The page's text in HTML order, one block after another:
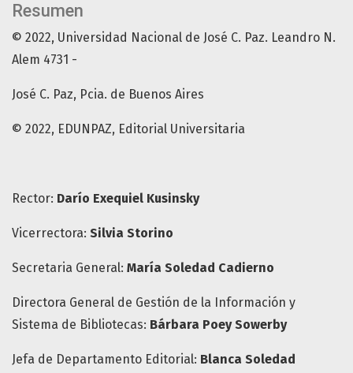
Resumen
© 2022, Universidad Nacional de José C. Paz. Leandro N.
Alem 4731 -
José C. Paz, Pcia. de Buenos Aires
© 2022, EDUNPAZ, Editorial Universitaria
Rector: Darío Exequiel Kusinsky
Vicerrectora: Silvia Storino
Secretaria General: María Soledad Cadierno
Directora General de Gestión de la Información y
Sistema de Bibliotecas: Bárbara Poey Sowerby
Jefa de Departamento Editorial: Blanca Soledad